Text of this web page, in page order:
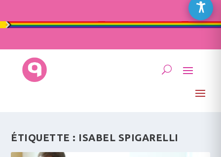
ÉTIQUETTE : ISABEL SPIGARELLI